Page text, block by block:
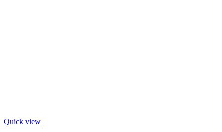
Quick view